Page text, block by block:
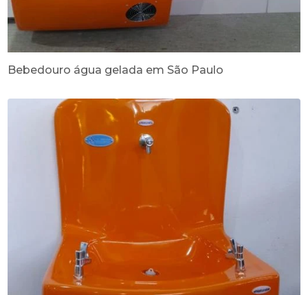
Bebedouro água gelada em São Paulo